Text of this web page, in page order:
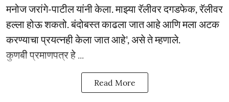
मनोज जरांगे-पाटील यांनी केला. माझ्या रॅलीवर दगडफेक, रॅलीवर
हल्ला होऊ शकतो. बंदोबस्त काढला जात आहे आणि मला अटक
करण्याचा प्रयत्नही केला जात आहे', असे ते म्हणाले.
कुणबी प्रमाणपत्र हे ...
Read More